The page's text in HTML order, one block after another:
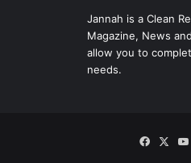
Jannah is a Clean
Magazine, News
allow you to
needs.